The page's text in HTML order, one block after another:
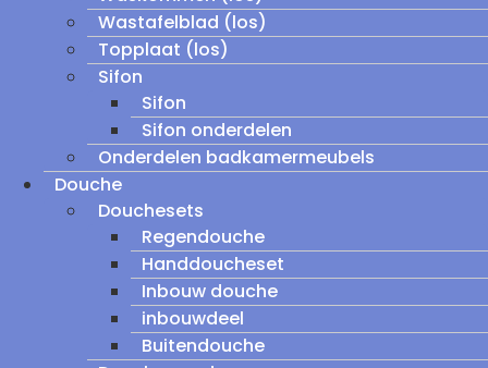
Wastafelblad (los)
Topplaat (los)
Sifon
Sifon
Sifon onderdelen
Onderdelen badkamermeubels
Douche
Douchesets
Regendouche
Handdoucheset
Inbouw douche
inbouwdeel
Buitendouche